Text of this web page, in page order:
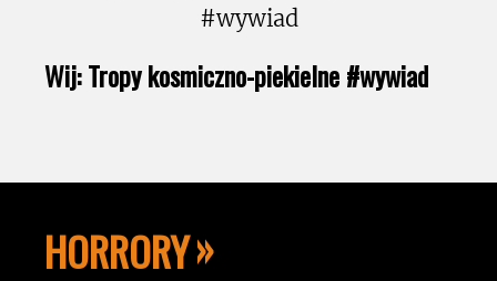
Wij: Tropy kosmiczno-piekielne #wywiad
HORRORY